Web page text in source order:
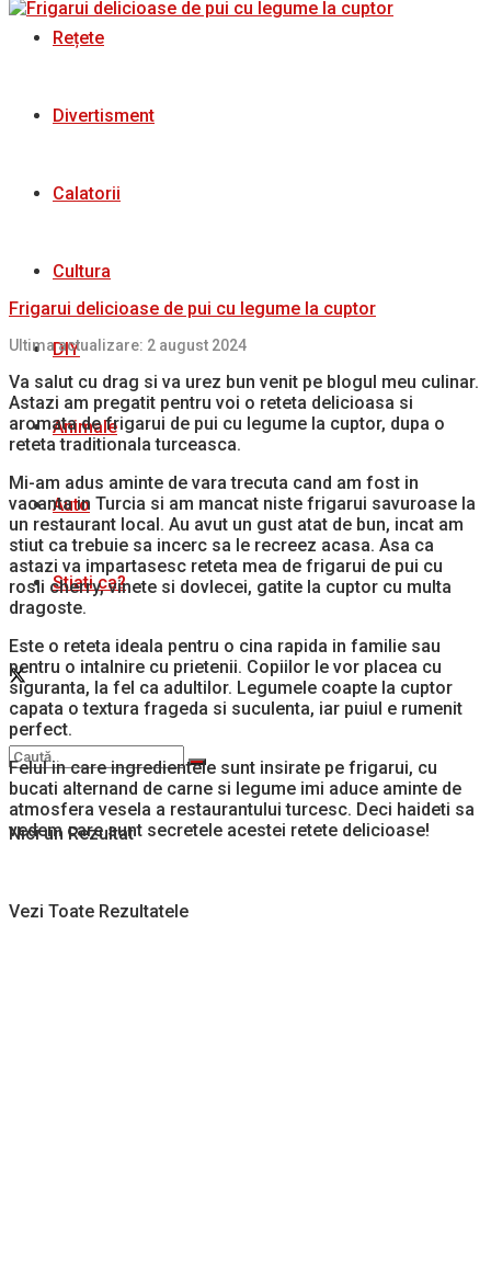
Rețete
Divertisment
Calatorii
Cultura
DIY
Animale
Auto
Stiati ca?
Nici un Rezultat
Vezi Toate Rezultatele
Frigarui delicioase de pui cu legume la cuptor
Ultima actualizare: 2 august 2024
Va salut cu drag si va urez bun venit pe blogul meu culinar.
Astazi am pregatit pentru voi o reteta delicioasa si
aromata de frigarui de pui cu legume la cuptor, dupa o
reteta traditionala turceasca.
Mi-am adus aminte de vara trecuta cand am fost in
vacanta in Turcia si am mancat niste frigarui savuroase la
un restaurant local. Au avut un gust atat de bun, incat am
stiut ca trebuie sa incerc sa le recreez acasa. Asa ca
astazi va impartasesc reteta mea de frigarui de pui cu
rosii cherry, vinete si dovlecei, gatite la cuptor cu multa
dragoste.
Este o reteta ideala pentru o cina rapida in familie sau
pentru o intalnire cu prietenii. Copiilor le vor placea cu
siguranta, la fel ca adultilor. Legumele coapte la cuptor
capata o textura frageda si suculenta, iar puiul e rumenit
perfect.
Felul in care ingredientele sunt insirate pe frigarui, cu
bucati alternand de carne si legume imi aduce aminte de
atmosfera vesela a restaurantului turcesc. Deci haideti sa
vedem care sunt secretele acestei retete delicioase!